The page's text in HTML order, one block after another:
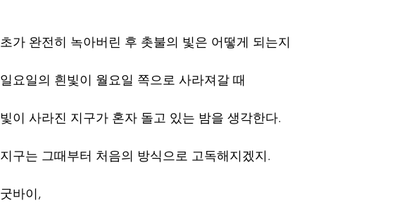
초가 완전히 녹아버린 후 촛불의 빛은 어떻게 되는지
일요일의 흰빛이 월요일 쪽으로 사라져갈 때
빛이 사라진 지구가 혼자 돌고 있는 밤을 생각한다.
지구는 그때부터 처음의 방식으로 고독해지겠지.
굿바이,